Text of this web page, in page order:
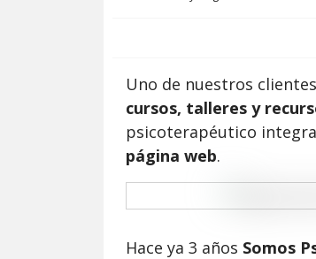
Uno de nuestros
cursos, talleres y
psicoterapéutico
página web.
Hace ya 3 años Somos